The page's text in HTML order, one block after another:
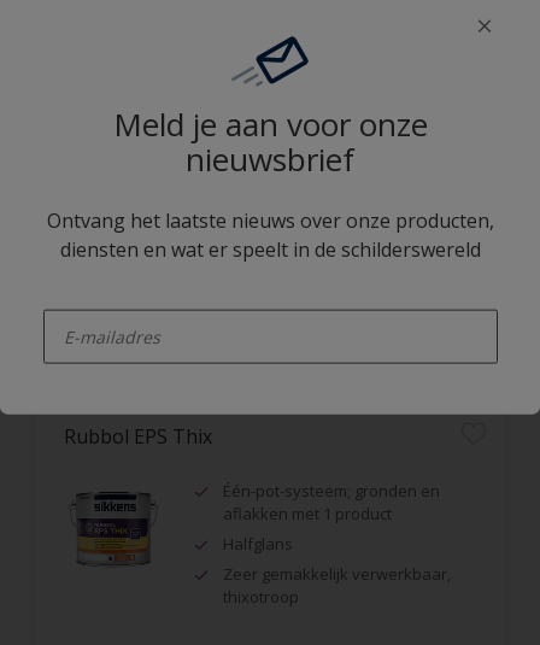
Één-pot-systeem; gronden en
aflakken met 1 product
Vochtregulerend
Vergelijk
Rubbol EPS Thix
Één-pot-systeem; gronden en
aflakken met 1 product
Halfglans
Zeer gemakkelijk verwerkbaar,
thixotroop
Meld je aan voor onze
nieuwsbrief
Ontvang het laatste nieuws over onze producten,
diensten en wat er speelt in de schilderswereld